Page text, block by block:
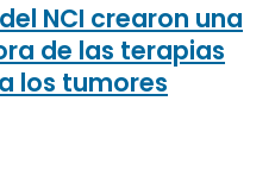
NCI crearon una
de las terapias
los tumores